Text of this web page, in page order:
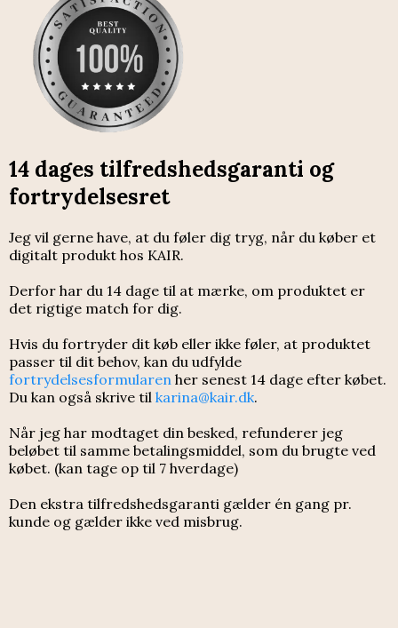
14 dages tilfredshedsgaranti og
fortrydelsesret
Jeg vil gerne have, at du føler dig tryg, når du køber et
digitalt produkt hos KAIR.
Derfor har du 14 dage til at mærke, om produktet er
det rigtige match for dig.
Hvis du fortryder dit køb eller ikke føler, at produktet
passer til dit behov, kan du udfylde
fortrydelsesformularen her senest 14 dage efter købet.
Du kan også skrive til karina@kair.dk.
Når jeg har modtaget din besked, refunderer jeg
beløbet til samme betalingsmiddel, som du brugte ved
købet. (kan tage op til 7 hverdage)
Den ekstra tilfredshedsgaranti gælder én gang pr.
kunde og gælder ikke ved misbrug.